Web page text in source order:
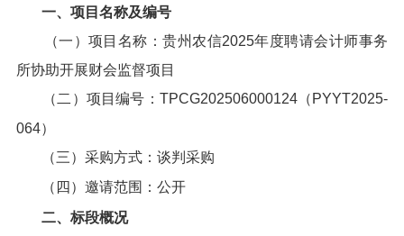
一、项目名称及编号
（一）项目名称：贵州农信2025年度聘请会计师事务
所协助开展财会监督项目
（二）项目编号：TPCG202506000124（PYYT2025-
064）
（三）采购方式：谈判采购
（四）邀请范围：公开
二、标段概况